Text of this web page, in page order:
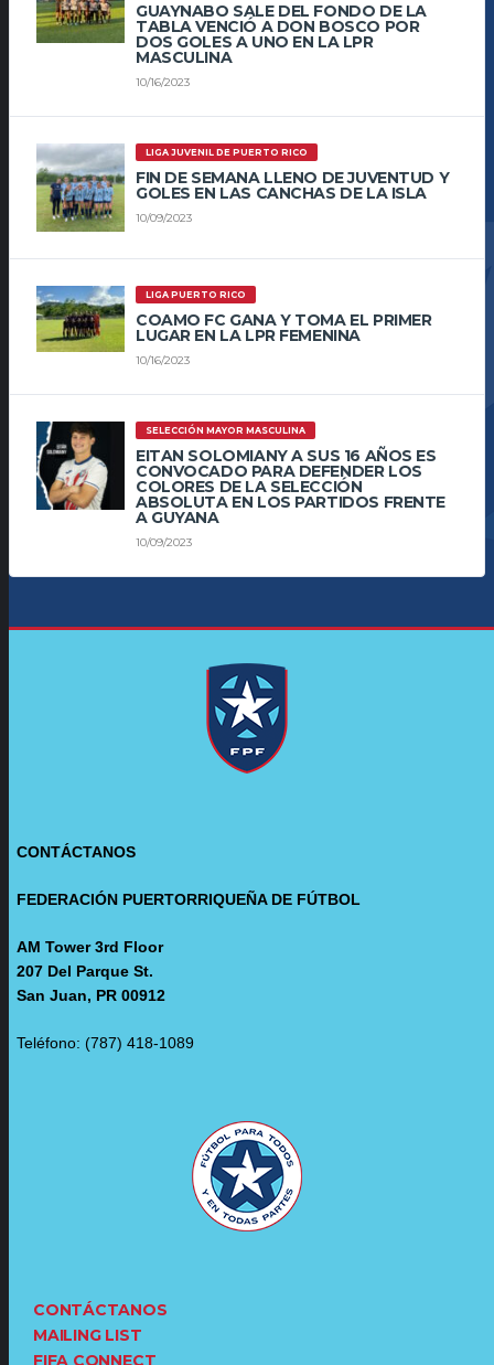
GUAYNABO SALE DEL FONDO DE LA
TABLA VENCIÓ A DON BOSCO POR
DOS GOLES A UNO EN LA LPR
MASCULINA
10/16/2023
LIGA JUVENIL DE PUERTO RICO
FIN DE SEMANA LLENO DE JUVENTUD Y
GOLES EN LAS CANCHAS DE LA ISLA
10/09/2023
LIGA PUERTO RICO
COAMO FC GANA Y TOMA EL PRIMER
LUGAR EN LA LPR FEMENINA
10/16/2023
SELECCIÓN MAYOR MASCULINA
EITAN SOLOMIANY A SUS 16 AÑOS ES
CONVOCADO PARA DEFENDER LOS
COLORES DE LA SELECCIÓN
ABSOLUTA EN LOS PARTIDOS FRENTE
A GUYANA
10/09/2023
CONTÁCTANOS
FEDERACIÓN PUERTORRIQUEÑA DE FÚTBOL
AM Tower 3rd Floor
207 Del Parque St.
San Juan, PR 00912
Teléfono: (787) 418-1089
CONTÁCTANOS
MAILING LIST
FIFA CONNECT